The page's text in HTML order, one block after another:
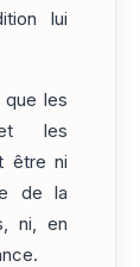
lui
que les
et les
être ni
de la
ni, en